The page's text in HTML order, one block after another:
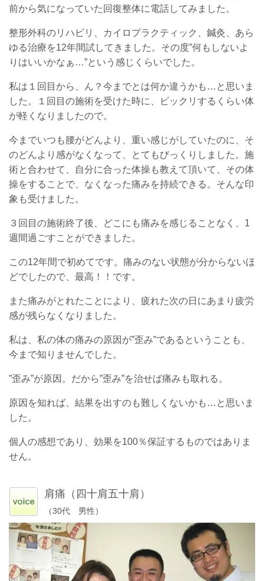
前から気になっていた回復整体に電話してみました。
整形外科のリハビリ、カイロプラクティック、鍼灸、あら
ゆる治療を12年間試してきました。その度”何もしないよ
りはいいかなぁ…”という感じくらいでした。
私は１回目から、ん？今までとは何か違うかも…と思いま
した。１回目の施術を受けた時に、ビックリするくらい体
が軽くなりましたので。
今までいつも腰がどんより、重い感じがしていたのに、そ
のどんより感がなくなって、とてもびっくりしました。施
術と合わせて、自分に合った体操も教えて頂いて、その体
操をすることで、なくなった痛みを持続できる。そんな印
象も受けました。
３回目の施術終了後、どこにも痛みを感じることなく、1
週間過ごすことができました。
この12年間で初めてです。痛みのない状態が分からないほ
どでしたので、最高！！です。
また痛みがとれたことにより、疲れた次の日にあまり疲労
感が残らなくなりました。
私は、私の体の痛みの原因が”歪み”であるということも、
今まで知りませんでした。
”歪み”が原因。だから”歪み”を治せば痛みも取れる。
原因を知れば、結果を出すのも難しくないかも…と思いま
した。
個人の感想であり、効果を100％保証するものではありま
せん。
肩痛（四十肩五十肩）
（30代 男性）